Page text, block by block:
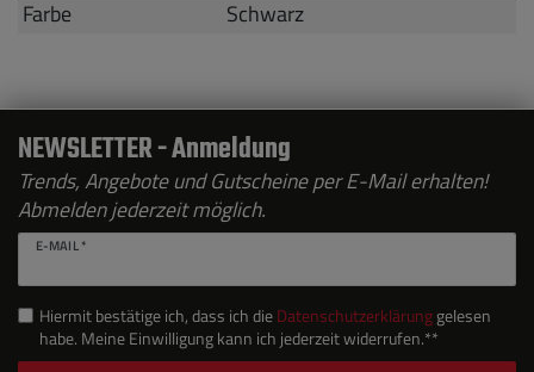
Farbe
Schwarz
NEWSLETTER - Anmeldung
Trends, Angebote und Gutscheine per E-Mail erhalten!
Abmelden jederzeit möglich.
E-MAIL *
Hiermit bestätige ich, dass ich dieDaten­schutz­erklärunggelesen
habe. Meine Einwilligung kann ich jederzeit widerrufen.**